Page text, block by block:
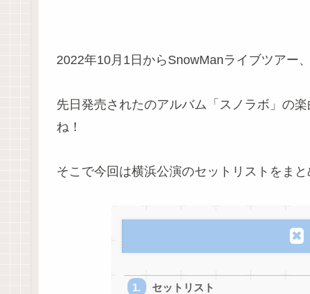
2022年10月1日からSnowManライブツアー
先日発売されたのアルバム「スノラボ」の
ね！
そこで今回は横浜公演のセットリストをまと
セットリスト